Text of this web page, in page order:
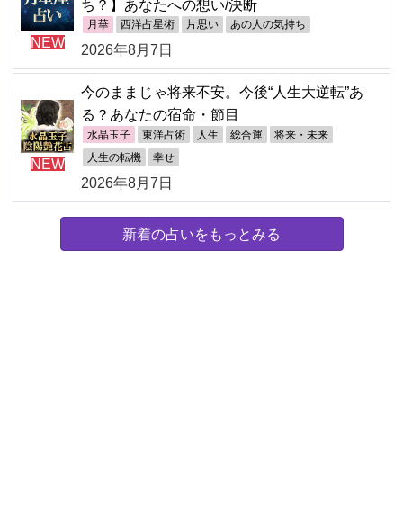
NEW
ち？】あなたへの想い/決断
月華 西洋占星術 片思い あの人の気持ち
2026年8月7日
NEW
今のままじゃ将来不安。今後“人生大逆転”あ
る？あなたの宿命・節目
水晶玉子 東洋占術 人生 総合運 将来・未来
人生の転機 幸せ
2026年8月7日
新着の占いをもっとみる